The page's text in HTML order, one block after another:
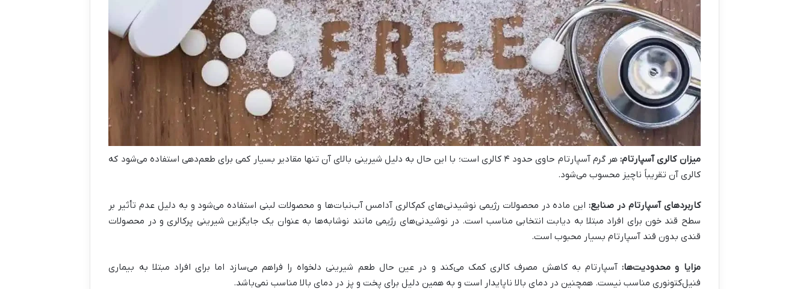
میزان کالری آسپارتام:
هر گرم آسپارتام حاوی حدود ۴ کالری است؛ با این حال به دلیل شیرینی بالای آن تنها مقادیر بسیار کمی برای طعم‌دهی استفاده می‌شود که
کالری آن تقریباً ناچیز محسوب می‌شود.
کاربردهای آسپارتام در صنایع:این ماده در محصولات رژیمی نوشیدنی‌های کم‌کالری آدامس آب‌نبات‌ها و محصولات لبنی استفاده می‌شود و به دلیل عدم تأثیر بر
سطح قند خون برای افراد مبتلا به دیابت انتخابی مناسب است. در نوشیدنی‌های رژیمی مانند نوشابه‌ها به عنوان یک جایگزین شیرینی پرکالری و در محصولات
قندی بدون قند آسپارتام بسیار محبوب است.
مزایا و محدودیت‌ها:آسپارتام به کاهش مصرف کالری کمک می‌کند و در عین حال طعم شیرینی دلخواه را فراهم می‌سازد اما برای افراد مبتلا به بیماری
فنیل‌کتونوری مناسب نیست. همچنین در دمای بالا ناپایدار است و به همین دلیل برای پخت و پز در دمای بالا مناسب نمی‌باشد.